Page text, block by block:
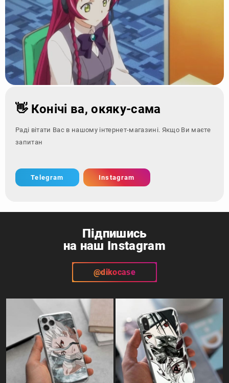
👋 Конічі ва, окяку-сама
Раді вітати Вас в нашому інтернет-магазині. Якщо Ви маєте
запитання - зверніт
Telegram Instagram
Підпишись
на наш Instagram
@dikocase